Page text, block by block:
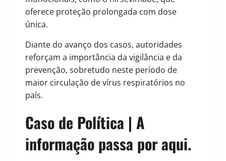
oferece proteção prolongada com dose
única.
Diante do avanço dos casos, autoridades
reforçam a importância da vigilância e da
prevenção, sobretudo neste período de
maior circulação de vírus respiratórios no
país.
Caso de Política | A
informação passa por aqui.